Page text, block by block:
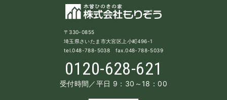
〒330-0855
埼玉県さいたま市大宮区上小町496-1
tel.048-788-5038 fax.048-788-5039
0120-628-621
受付時間／平日 9：30～18：00